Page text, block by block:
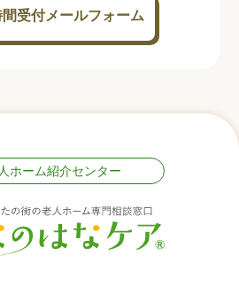
受付メールフォーム
ホーム紹介センター